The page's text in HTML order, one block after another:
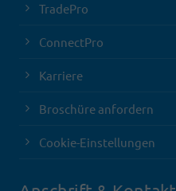
TradePro
ConnectPro
Karriere
Broschüre anfordern
Cookie-Einstellungen